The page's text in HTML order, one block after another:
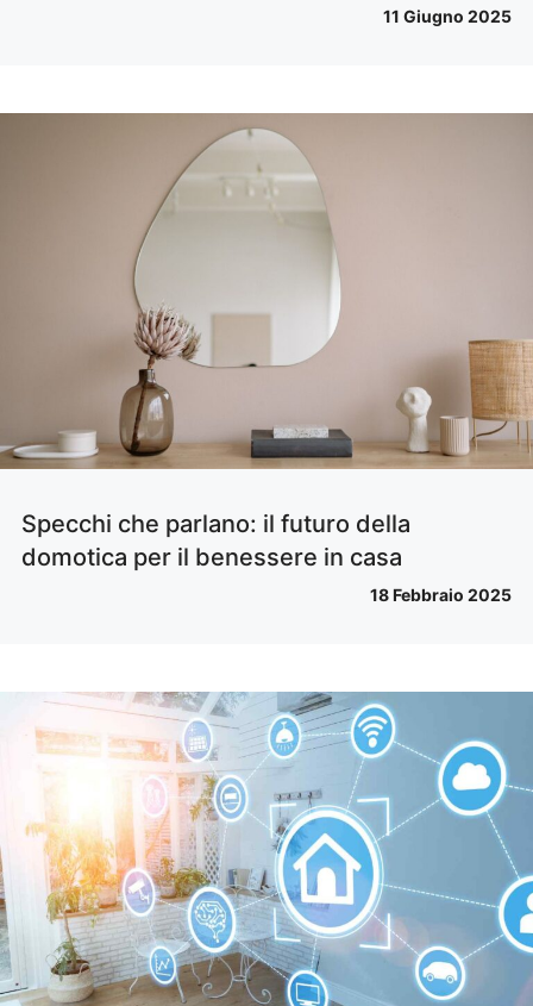
11 Giugno 2025
Specchi che parlano: il futuro della
domotica per il benessere in casa
18 Febbraio 2025